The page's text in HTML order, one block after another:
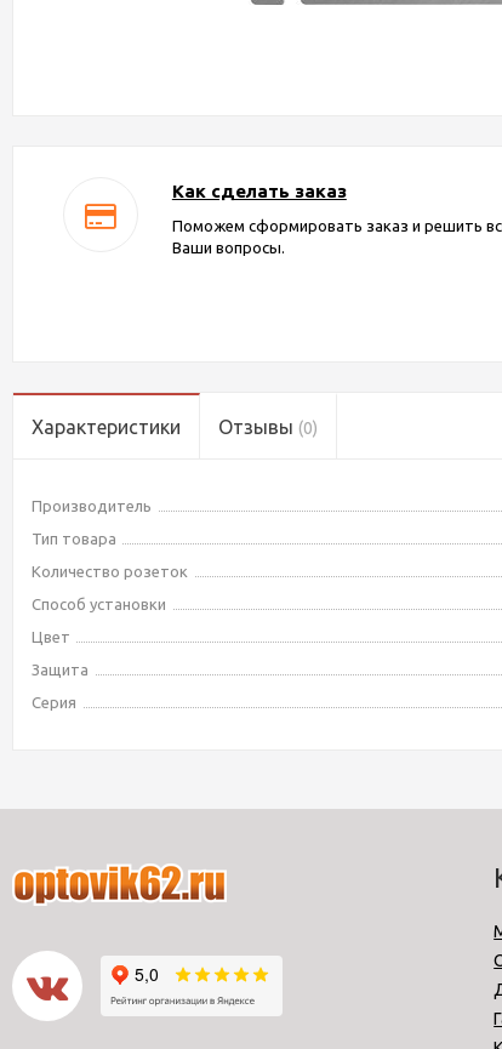
Как сделать заказ
Поможем сформировать заказ и решить
Ваши вопросы.
Характеристики Отзывы (0)
Производитель
Тип товара
Количество розеток
Способ установки
Цвет
Защита
Серия